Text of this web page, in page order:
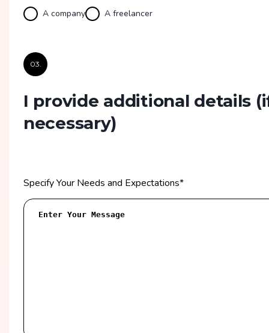
A company A freelancer
03.
I provide additional details
necessary)
Specify Your Needs and Expectations*